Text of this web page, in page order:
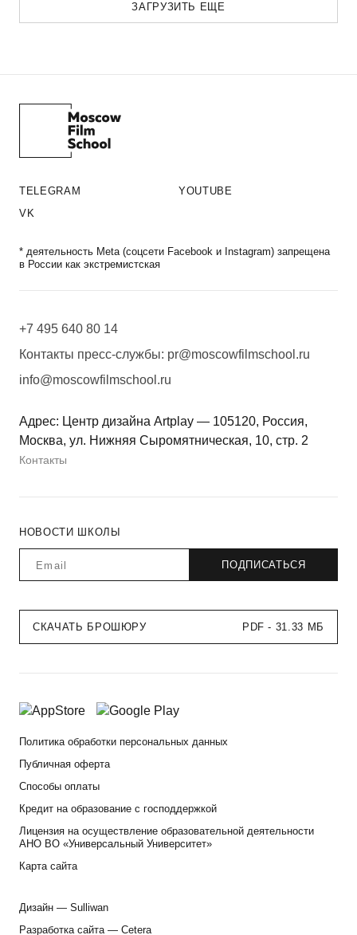
ЗАГРУЗИТЬ ЕЩЕ
TELEGRAM
YOUTUBE
VK
* деятельность Meta (соцсети Facebook и Instagram) запрещена
в России как экстремистская
+7 495 640 80 14
Контакты пресс-службы: pr@moscowfilmschool.ru
info@moscowfilmschool.ru
Адрес: Центр дизайна Artplay — 105120, Россия,
Москва, ул. Нижняя Сыромятническая, 10, стр. 2
Контакты
НОВОСТИ ШКОЛЫ
СКАЧАТЬ БРОШЮРУ PDF - 31.33 МБ
Политика обработки персональных данных
Публичная оферта
Способы оплаты
Кредит на образование с господдержкой
Лицензия на осуществление образовательной деятельности
АНО ВО «Универсальный Университет»
Карта сайта
Дизайн — Sulliwan
Разработка сайта — Cetera